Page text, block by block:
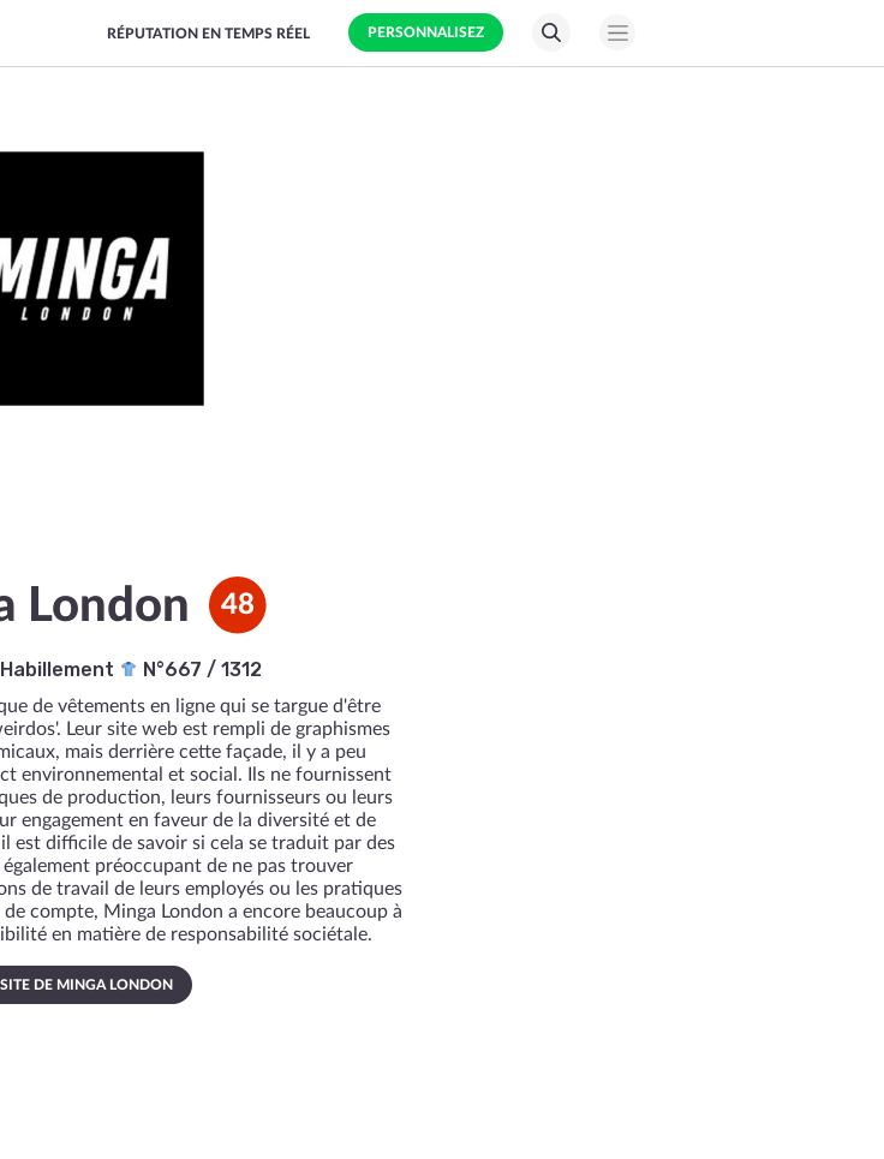
PERSONNALISEZ
RÉPUTATION EN TEMPS RÉEL
London 48
Habillement N°667 / 1312
de vêtements en ligne qui se targue d'être
Leur site web est rempli de graphismes
mais derrière cette façade, il y a peu
environnemental et social. Ils ne fournissent
de production, leurs fournisseurs ou leurs
engagement en faveur de la diversité et de
est difficile de savoir si cela se traduit par des
préoccupant de ne pas trouver
de travail de leurs employés ou les pratiques
compte, Minga London a encore beaucoup à
en matière de responsabilité sociétale.
SITE DE MINGA LONDON